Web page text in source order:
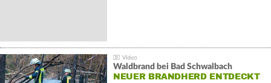
Waldbrand bei Bad Schwalbach
NEUER BRANDHERD ENTDECKT